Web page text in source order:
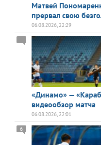
Матвей
прервал свою
06.08.2026, 22:29
«Динамо» —
видеообзор матча
06.08.2026, 22:01
6